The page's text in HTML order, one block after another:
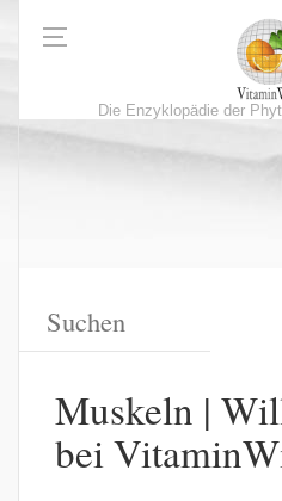
Die Enzyklopädie der
Muskeln |
bei